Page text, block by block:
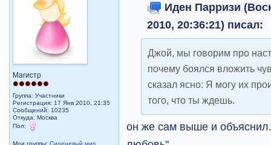
Магистр
Группа: Участники
Регистрация: 17 Янв 2010, 21:35
Сообщений: 10235
Откуда: Москва
Пол:
Мои группы:Сиреневый мир
Иден Парризи
2010, 20:36:21) писал:
Джой, мы говорим про
почему боялся вложить
сказал ясно: Я могу их
того, что ты ждешь.
он же сам выше и